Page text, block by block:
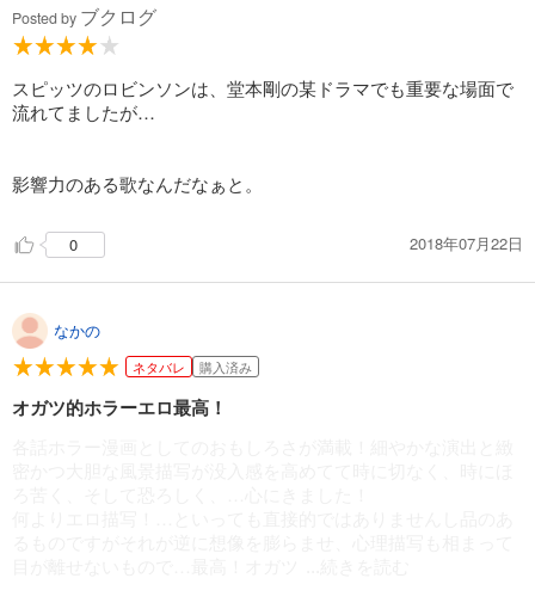
Posted by ブクログ
スピッツのロビンソンは、堂本剛の某ドラマでも重要な場面で
流れてましたが…
影響力のある歌なんだなぁと。
0 2018年07月22日
なかの
ネタバレ 購入済み
オガツ的ホラーエロ最高！